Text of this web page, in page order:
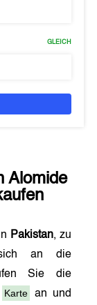
GLEICH
Alomide
Pakistan, zu
an die
Sie die
Karte
an und